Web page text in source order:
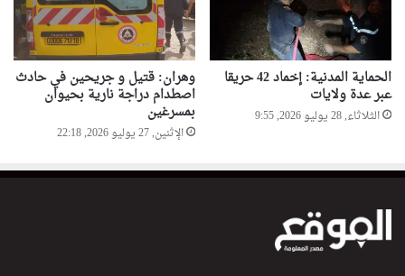
الحماية المدنية: إخماد 42 حريقا
عبر عدة ولايات
الثلاثاء, 28 يوليو 2026, 9:55
وهران: قتيل و جريحين في حادث
اصطدام دراجة نارية بحيوان
بمسرغين
الإثنين, 27 يوليو 2026, 22:18